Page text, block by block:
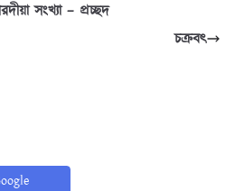
সংখ্যা – প্রচ্ছদ
চক্রবৎ